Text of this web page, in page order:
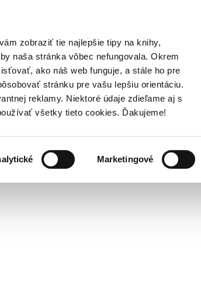
zobraziť tie najlepšie tipy na knihy,
naša stránka vôbec nefungovala. Okrem
ako náš web funguje, a stále ho pre
stránku pre vašu lepšiu orientáciu.
reklamy. Niektoré údaje zdieľame aj s
všetky tieto cookies. Ďakujeme!
Marketingové